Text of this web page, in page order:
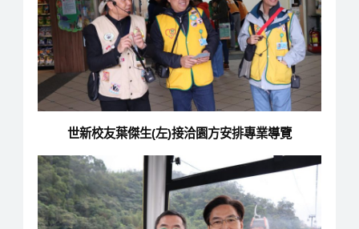
世新校友葉傑生(左)接洽園方安排專業導覽